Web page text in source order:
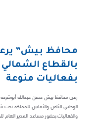
محافظ بيش”
بفعاليات منوعة
رعى محافظ بيش حسن عبدالله أبوشرحه،
الوطني الثامن والثمانين للمملكة
والفعاليات.بحضور مساعد المدير العام